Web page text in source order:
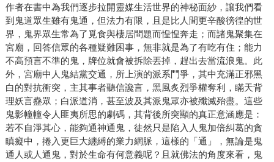
作者在書中為我們逐步拉開靈媒生活世界的神秘面紗，讓我們看
到鬼道眾生雖有鬼通，但法力有限，且是比人間更辛酸徬徨的世
界，鬼界眾生常為了覓食與棲居問題而惶惶奔走；而諸鬼聚集在
宮廟，回答信眾的各種疑難困事，無非就是為了有吃有住；能力
不高預言不準的鬼，牌位就會被拆除丟掉，趕出去當流浪鬼。此
外，宮廟中人鬼結黨交通，所上演的派系鬥爭，其中充滿正邪黑
白的對抗衝突，主其事者聽信讒言，黑風炙烈爭權奪利，瞞天背
理妖言蠱眾；白派道消，甚至波及其派鬼眾亦被殲滅殆盡。這些
鬼影幢幢令人匪夷所思的劇碼，其背後所突顯的真正意涵應是：
若不自淨其心，能夠通神通鬼，徒然只是陷入人鬼加倍糾葛的貪
瞋癡中，捲入更巨大纏縛的業力網脈，這樣的「通」，無論是鬼
通人或人通鬼，對於生命有何意義呢？且就佛法的角度來看，鬼